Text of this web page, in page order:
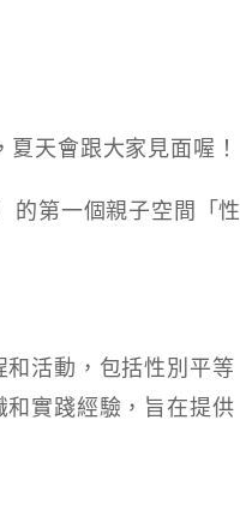
天會跟大家見面喔！
的第一個親子空間「性
活動，包括性別平等
實踐經驗，旨在提供